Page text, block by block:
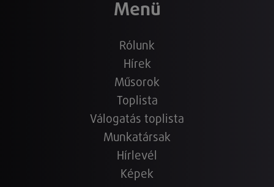
Menü
Rólunk
Hírek
Műsorok
Toplista
Válogatás toplista
Munkatársak
Hírlevél
Képek